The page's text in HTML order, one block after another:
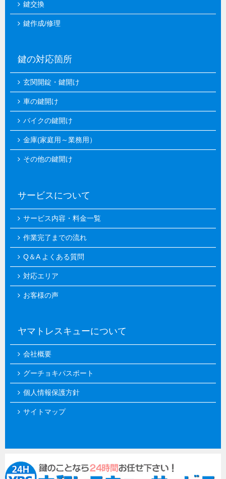
鍵交換
鍵作成/修理
鍵の対応箇所
玄関開錠・鍵開け
車の鍵開け
バイクの鍵開け
金庫(家庭用～業務用）
その他の鍵開け
サービスについて
サービス内容・料金一覧
作業完了までの流れ
Q＆A よくある質問
対応エリア
お客様の声
ヤマトレスキューについて
会社概要
グーチョキパスポート
個人情報保護方針
サイトマップ